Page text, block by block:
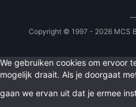
Copyright © 1997 - 2026 MCS
We gebruiken cookies om ervoor
mogelijk draait. Als je doorgaat
gaan we ervan uit dat je ermee